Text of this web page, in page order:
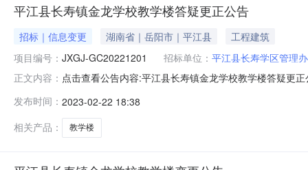
平江县长寿镇金龙学校教学楼答疑更正公告
招标｜信息变更 湖南省｜岳阳市｜平江县
工程建筑
项目编号： JXGJ-GC20221201 招标单位： 平江县长寿学区管理
正文内容： 点击查看公告内容:平江县长寿镇金龙学校教学楼答疑更
07日在湖南省招标投标监管网和岳阳市公共资源交易网
始的财评清单为两个软
发布时间： 2023-02-22 18:38
相关产品：
教学楼